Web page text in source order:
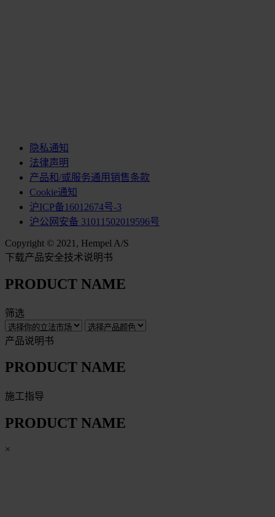
隐私通知
法律声明
产品和/或服务通用销售条款
Cookie通知
沪ICP备16012674号-3
沪公网安备 31011502019596号
Copyright © 2021, Hempel A/S
下载产品安全技术说明书
PRODUCT NAME
筛选
产品说明书
PRODUCT NAME
施工指导
PRODUCT NAME
×